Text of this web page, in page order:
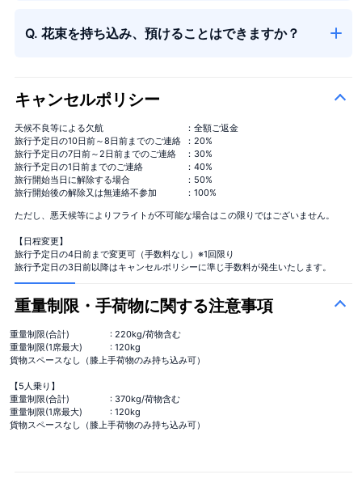
Q. 花束を持ち込み、預けることはできますか？
キャンセルポリシー
天候不良等による欠航
：全額ご返金
旅行予定日の10日前～8日前までのご連絡
：20%
旅行予定日の7日前～2日前までのご連絡
：30%
旅行予定日の1日前までのご連絡
：40%
旅行開始当日に解除する場合
：50%
旅行開始後の解除又は無連絡不参加
：100%
ただし、悪天候等によりフライトが不可能な場合はこの限りではございません。
【日程変更】
旅行予定日の4日前まで変更可（手数料なし）※1回限り
旅行予定日の3日前以降はキャンセルポリシーに準じ手数料が発生いたします。
重量制限・手荷物に関する注意事項
重量制限(合計)
: 220kg/荷物含む
重量制限(1席最大)
: 120kg
貨物スペースなし（膝上手荷物のみ持ち込み可）
【5人乗り】
重量制限(合計)
: 370kg/荷物含む
重量制限(1席最大)
: 120kg
貨物スペースなし（膝上手荷物のみ持ち込み可）